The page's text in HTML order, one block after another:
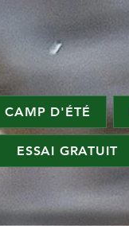
CAMP D'ÉTÉ
ESSAI GRATUIT